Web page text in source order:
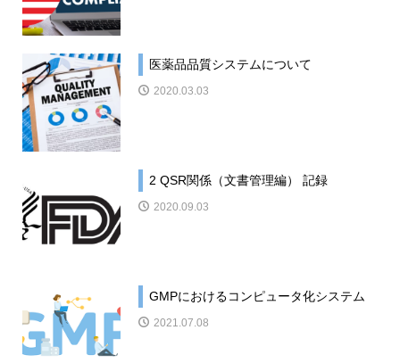
医薬品品質システムについて
2020.03.03
2 QSR関係（文書管理編） 記録
2020.09.03
GMPにおけるコンピュータ化システム
2021.07.08